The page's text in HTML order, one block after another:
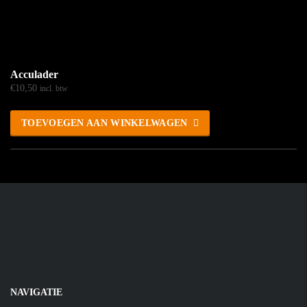
Acculader
€10,50 incl. btw
TOEVOEGEN AAN WINKELWAGEN
NAVIGATIE